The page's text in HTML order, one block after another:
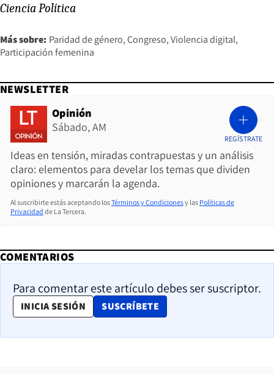
Ciencia Política
Más sobre: Paridad de género Congreso Violencia digital
Participación femenina
NEWSLETTER
Opinión
Sábado, AM
Ideas en tensión, miradas contrapuestas y un análisis
claro: elementos para develar los temas que dividen
opiniones y marcarán la agenda.
REGÍSTRATE
Al suscribirte estás aceptando losTérminos y Condicionesy las Políticas de
Privacidad de La Tercera.
COMENTARIOS
Para comentar este artículo debes ser suscriptor.
INICIA SESIÓN SUSCRÍBETE
OPENS IN NEW WINDOW